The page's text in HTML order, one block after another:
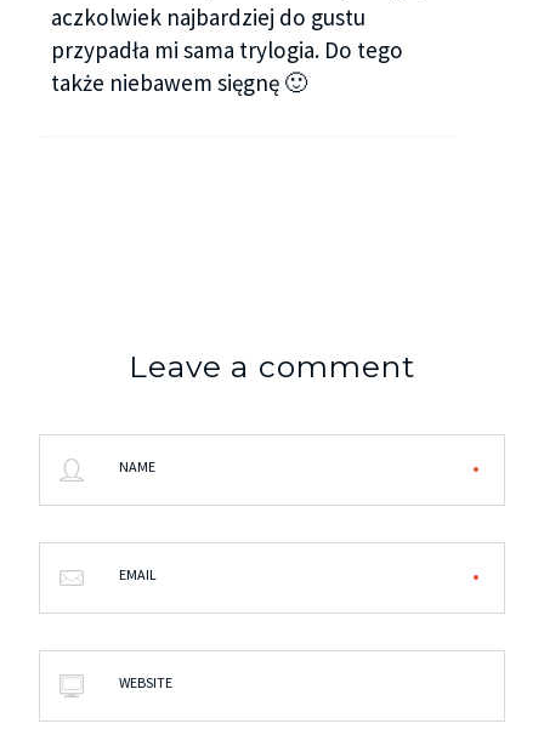
aczkolwiek najbardziej do gustu
przypadła mi sama trylogia. Do tego
także niebawem sięgnę 🙂
Leave a comment
NAME
EMAIL
WEBSITE